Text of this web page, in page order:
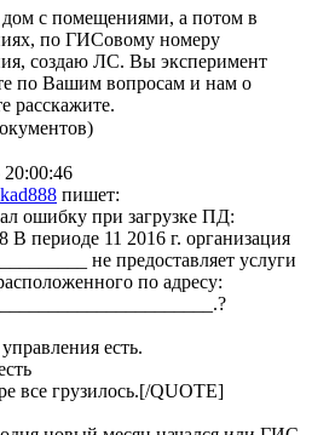
дом с помещениями, а потом в
по ГИСовому номеру
создаю ЛС. Вы эксперимент
по Вашим вопросам и нам о
расскажите.
20:00:46
пишет:
ошибку при загрузке ПД:
В периоде 11 2016 г. организация
не предоставляет услуги
по адресу:
есть.
все грузилось.[/QUOTE]